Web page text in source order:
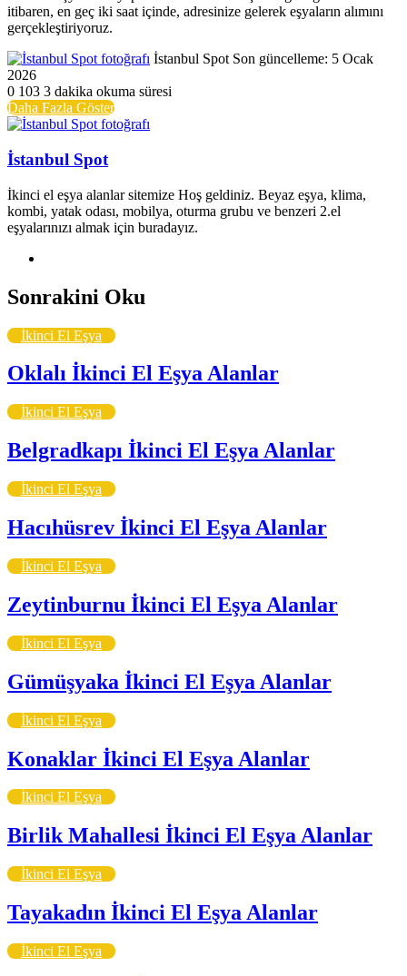
itibaren, en geç iki saat içinde, adresinize gelerek eşyaların alımını
gerçekleştiriyoruz.
İstanbul Spot Bir
Son güncelleme: 5 Ocak
2026
0 103 3 dakika okuma süresi
Daha Fazla Göster
İstanbul Spot
İkinci el eşya alanlar sitemize Hoş geldiniz. Beyaz eşya, klima,
kombi, yatak odası, mobilya, oturma grubu ve benzeri 2.el
eşyalarınızı almak için buradayız.
Sonrakini Oku
İkinci El Eşya
Oklalı İkinci El Eşya Alanlar
İkinci El Eşya
Belgradkapı İkinci El Eşya Alanlar
İkinci El Eşya
Hacıhüsrev İkinci El Eşya Alanlar
İkinci El Eşya
Zeytinburnu İkinci El Eşya Alanlar
İkinci El Eşya
Gümüşyaka İkinci El Eşya Alanlar
İkinci El Eşya
Konaklar İkinci El Eşya Alanlar
İkinci El Eşya
Birlik Mahallesi İkinci El Eşya Alanlar
İkinci El Eşya
Tayakadın İkinci El Eşya Alanlar
İkinci El Eşya